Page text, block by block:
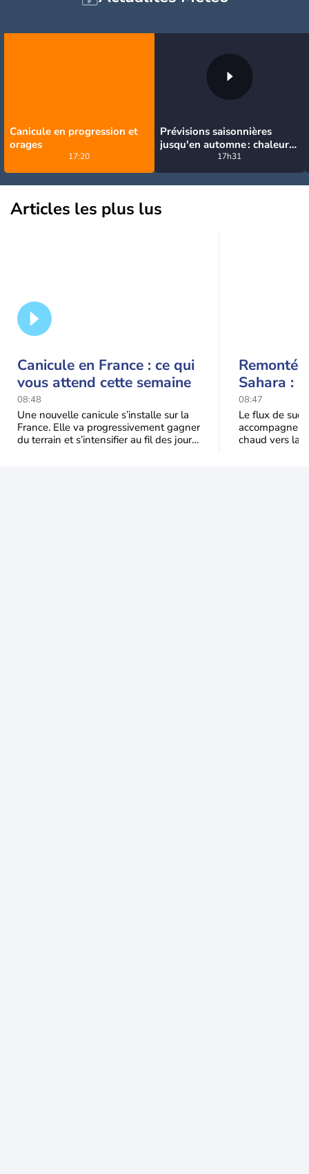
Canicule en progression et
orages
17:20
Prévisions saisonnières
jusqu'en automne : chaleur
durable, retour des pluies
en octobre et surtout
novembre
17h31
Articles les plus lus
Canicule en France : ce qui
vous attend cette semaine
08:48
Une nouvelle canicule s’installe sur la
France. Elle va progressivement gagner
du terrain et s’intensifier au fil des jours.
Sahara :
ce week-
08:47
Le flux de sud
accompagne
chaud vers la